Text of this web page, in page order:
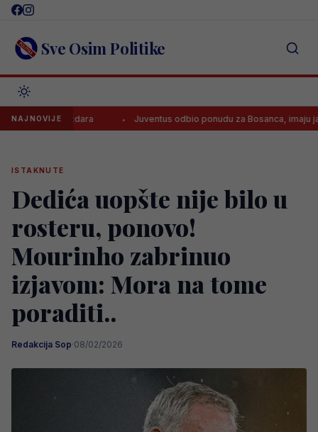
Skip
content Sve Osim Politike
NAJNOVIJE Juventus odbio ponudu za Bosanca, imaju jasan plan!
ISTAKNUTE
Dedića uopšte nije bilo u
rosteru, ponovo!
Mourinho zabrinuo
izjavom: Mora na tome
poraditi..
Redakcija Sop·08/02/2026